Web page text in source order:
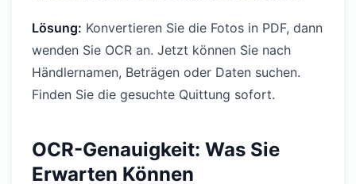
Lösung: Konvertieren Sie die Fotos in PDF, dann
wenden Sie OCR an. Jetzt können Sie nach
Händlernamen, Beträgen oder Daten suchen.
Finden Sie die gesuchte Quittung sofort.
OCR-Genauigkeit: Was Sie
Erwarten Können